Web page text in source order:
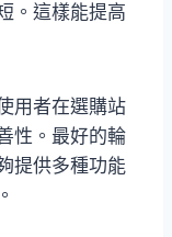
。這樣能提高
用者在選購站
性。最好的輪
提供多種功能